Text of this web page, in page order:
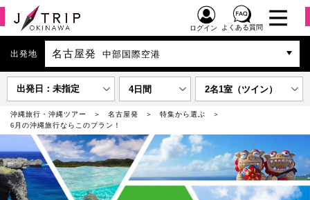
ログイン よくある質問
出発地 名古屋発 中部国際空港
出発日：未指定 4日間 2名1室（ツイン）
沖縄旅行・沖縄ツアー 名古屋発
特集から選ぶ
6月の沖縄旅行ならこのプラン！